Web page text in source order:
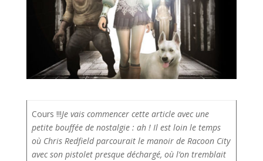
Cours !!!Je vais commencer cette article avec une
petite bouffée de nostalgie : ah ! Il est loin le temps
où Chris Redfield parcourait le manoir de Racoon City
avec son pistolet presque déchargé, où l’on tremblait